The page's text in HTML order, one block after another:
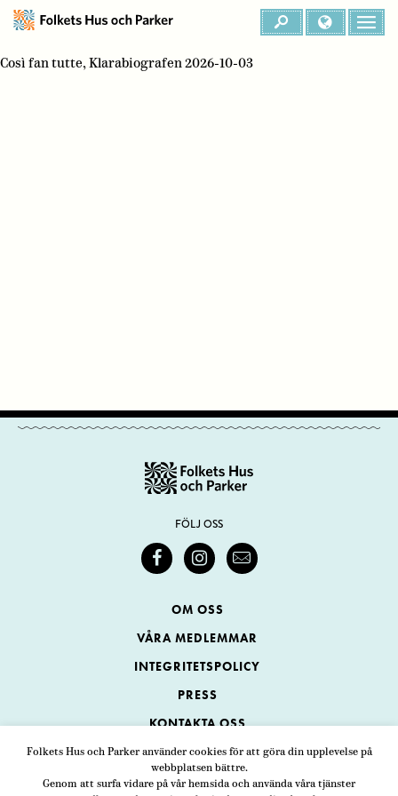
Folkets Hus och Parker använder cookies för att göra din upplevelse på
webbplatsen bättre.
Genom att surfa vidare på vår hemsida och använda våra tjänster
Così fan tutte, Klarabiografen 2026-10-03
FÖLJ OSS
OM OSS
VÅRA MEDLEMMAR
INTEGRITETSPOLICY
PRESS
KONTAKTA OSS
Folkets Hus och Parker